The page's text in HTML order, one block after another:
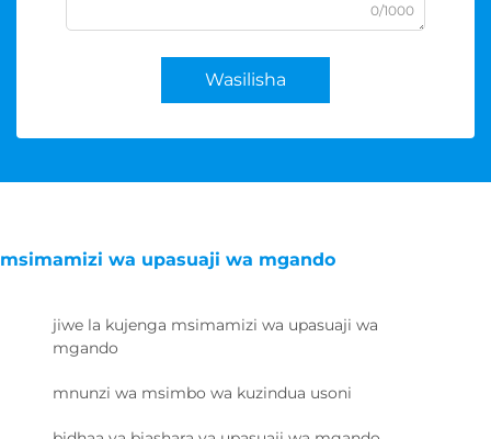
0/1000
Wasilisha
msimamizi wa upasuaji wa mgando
jiwe la kujenga msimamizi wa upasuaji wa
mgando
mnunzi wa msimbo wa kuzindua usoni